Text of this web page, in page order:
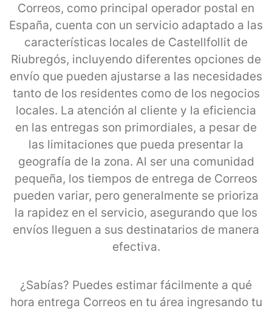
Correos, como principal operador postal en
España, cuenta con un servicio adaptado a las
características locales de Castellfollit de
Riubregós, incluyendo diferentes opciones de
envío que pueden ajustarse a las necesidades
tanto de los residentes como de los negocios
locales. La atención al cliente y la eficiencia
en las entregas son primordiales, a pesar de
las limitaciones que pueda presentar la
geografía de la zona. Al ser una comunidad
pequeña, los tiempos de entrega de Correos
pueden variar, pero generalmente se prioriza
la rapidez en el servicio, asegurando que los
envíos lleguen a sus destinatarios de manera
efectiva.
¿Sabías? Puedes estimar fácilmente a qué
hora entrega Correos en tu área ingresando tu